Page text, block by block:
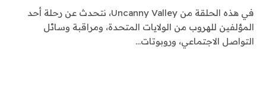
في هذه الحلقة من Uncanny Valley، نتحدث عن رحلة أحد
المؤلفين للهروب من الولايات المتحدة، ومراقبة وسائل
التواصل الاجتماعي، وروبوتات…